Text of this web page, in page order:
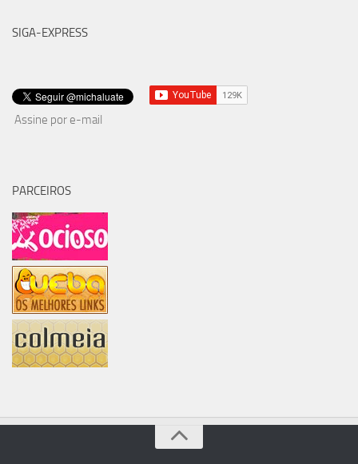
SIGA-EXPRESS
Assine por e-mail
PARCEIROS